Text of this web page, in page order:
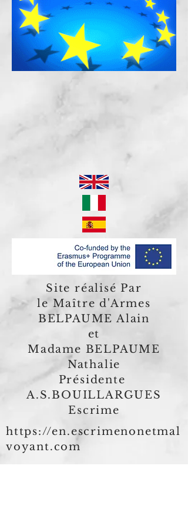
https://en.escrimenonetmal
voyant.com
Site réalisé Par
le Maître d'Armes
BELPAUME Alain
et
Madame BELPAUME
Nathalie
Présidente
A.S.BOUILLARGUES
Escrime